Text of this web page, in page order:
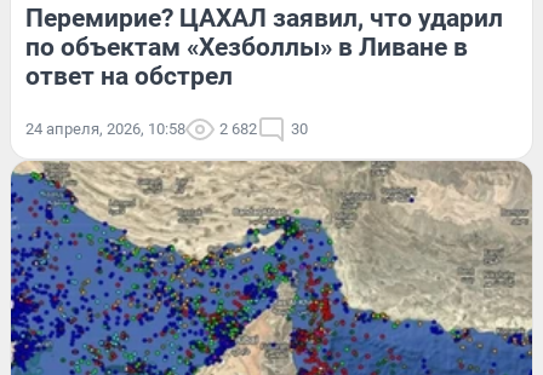
Перемирие? ЦАХАЛ заявил, что ударил
по объектам «Хезболлы» в Ливане в
ответ на обстрел
24 апреля, 2026, 10:58 2 682 30